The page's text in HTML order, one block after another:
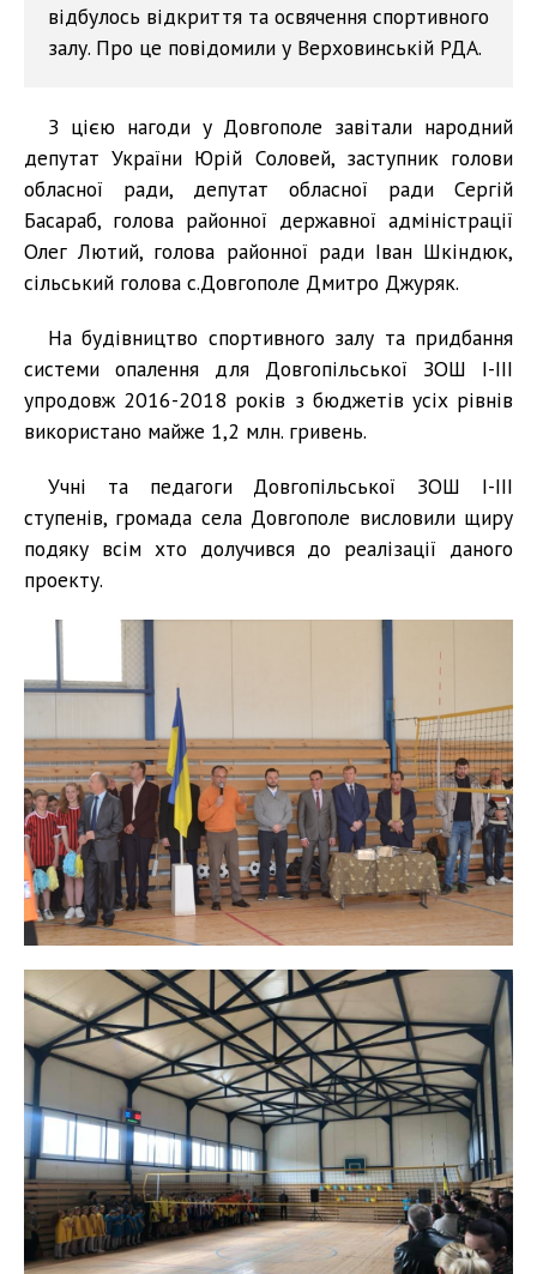
відбулось відкриття та освячення спортивного
залу. Про це повідомили у Верховинській РДА.
З цією нагоди у Довгополе завітали народний
депутат України Юрій Соловей, заступник голови
обласної ради, депутат обласної ради Сергій
Басараб, голова районної державної адміністрації
Олег Лютий, голова районної ради Іван Шкіндюк,
сільський голова с.Довгополе Дмитро Джуряк.
На будівництво спортивного залу та придбання
системи опалення для Довгопільської ЗОШ І-ІІІ
упродовж 2016-2018 років з бюджетів усіх рівнів
використано майже 1,2 млн. гривень.
Учні та педагоги Довгопільської ЗОШ І-ІІІ
ступенів, громада села Довгополе висловили щиру
подяку всім хто долучився до реалізації даного
проекту.